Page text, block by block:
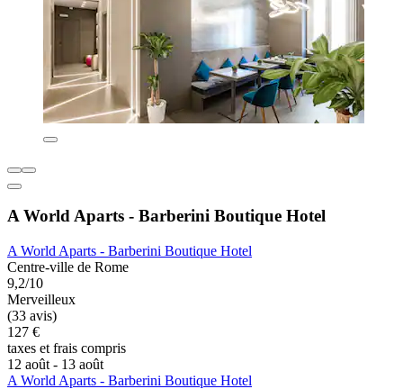
A World Aparts - Barberini Boutique Hotel
A World Aparts - Barberini Boutique Hotel
Centre-ville de Rome
9,2/10
Merveilleux
(33 avis)
127 €
taxes et frais compris
12 août - 13 août
A World Aparts - Barberini Boutique Hotel